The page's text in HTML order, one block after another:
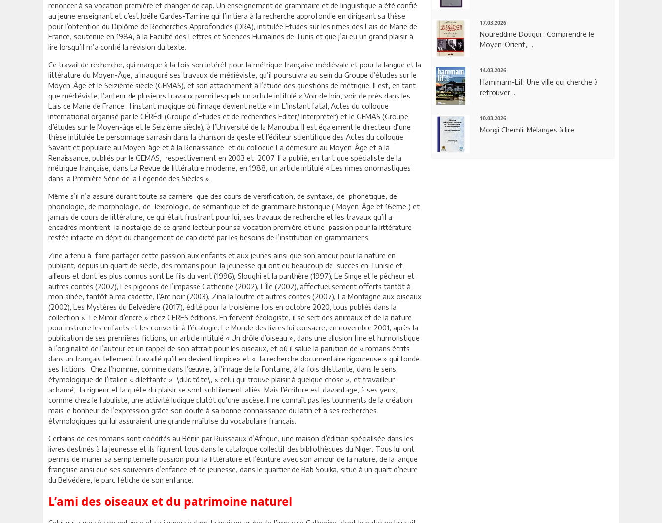
renoncer à sa vocation première et changer de cap. Un enseignement de grammaire et de linguistique a été confié
au jeune enseignant et c’est Joëlle Gardes-Tamine qui l’initiera à la recherche approfondie en dirigeant sa thèse
pour l’obtention du Diplôme de Recherches Approfondies (DRA), intitulée Etudes sur les rimes des Lais de Marie de
France, soutenue en 1984, à la Faculté des Lettres et Sciences Humaines de Tunis et que j’ai eu un grand plaisir à
lire lorsqu’il m’a confié la révision du texte.
Ce travail de recherche, qui marque à la fois son intérêt pour la métrique française médiévale et pour la langue et la
littérature du Moyen-Âge, a inauguré ses travaux de médiéviste, qu’il poursuivra au sein du Groupe d’études sur le
Moyen-Âge et le Seizième siècle (GEMAS), et son attachement à l’étude des questions de métrique. Il est, en tant
que médiéviste, l’auteur de plusieurs travaux parmi lesquels un article intitulé « Voir de loin, voir de près dans les
Lais de Marie de France : l’instant magique où l’image devient nette » in L’Instant fatal, Actes du colloque
international organisé par le CÉRÉdI (Groupe d’Etudes et de recherches Editer/ Interpréter) et le GEMAS (Groupe
d’études sur le Moyen-âge et le Seizième siècle), à l’Université de la Manouba. Il est également le directeur d’une
thèse intitulée Le personnage sarrasin dans la chanson de geste et l’éditeur scientifique des Actes du colloque
Savant et populaire au Moyen-âge et à la Renaissance et du colloque La démesure au Moyen-Âge et à la
Renaissance, publiés par le GEMAS, respectivement en 2003 et 2007. Il a publié, en tant que spécialiste de la
métrique française, dans La Revue de littérature moderne, en 1988, un article intitulé « Les rimes onomastiques
dans la Première Série de la Légende des Siècles ».
Même s’il n’a assuré durant toute sa carrière que des cours de versification, de syntaxe, de phonétique, de
phonologie, de morphologie, de lexicologie, de sémantique et de grammaire historique ( Moyen-Âge et 16ème ) et
jamais de cours de littérature, ce qui était frustrant pour lui, ses travaux de recherche et les travaux qu’il a
encadrés montrent la nostalgie de ce grand lecteur pour sa vocation première et une passion pour la littérature
restée intacte en dépit du changement de cap dicté par les besoins de l’institution en grammairiens.
Zine a tenu à faire partager cette passion aux enfants et aux jeunes ainsi que son amour pour la nature en
publiant, depuis un quart de siècle, des romans pour la jeunesse qui ont eu beaucoup de succès en Tunisie et
ailleurs et dont les plus connus sont Le fils du vent (1996), Sloughi et la panthère (1997), Le Singe et le pêcheur et
autres contes (2002), Les pigeons de l’impasse Catherine (2002), L’Île (2002), affectueusement offerts tantôt à
mon aînée, tantôt à ma cadette, l’Arc noir (2003), Zina la loutre et autres contes (2007), La Montagne aux oiseaux
(2002), Les Mystères du Belvédère (2017), édité pour la troisième fois en octobre 2020, tous publiés dans la
collection « Le Miroir d’encre » chez CERES éditions. En fervent écologiste, il se sert des animaux et de la nature
pour instruire les enfants et les convertir à l’écologie. Le Monde des livres lui consacre, en novembre 2001, après la
publication de ses premières fictions, un article intitulé « Un drôle d’oiseau », dans une allusion fine et humoristique
à l’originalité de l’auteur et un rappel de son attrait pour les oiseaux, et où il salue la parution de « romans écrits
dans un français tellement travaillé qu’il en devient limpide» et « la recherche documentaire rigoureuse » qui fonde
ses fictions. Chez l’homme, comme dans l’œuvre, à l’image de la Fontaine, à la fois dilettante, dans le sens
étymologique de l’italien « dilettante » \di.lɛ.tɑ̃.te\, « celui qui trouve plaisir à quelque chose », et travailleur
acharné, la rigueur et la quête du plaisir se sont subtilement alliés. Mais l’écriture est davantage, à ses yeux,
comme chez le fabuliste, une activité ludique plutôt qu’une ascèse. Il ne connaît pas les tourments de la création
mais le bonheur de l’expression grâce son doute à sa bonne connaissance du latin et à ses recherches
étymologiques qui lui assuraient une grande maîtrise du vocabulaire français.
Certains de ces romans sont coédités au Bénin par Ruisseaux d’Afrique, une maison d’édition spécialisée dans les
livres destinés à la jeunesse et ils figurent tous dans le catalogue collectif des bibliothèques du Niger. Tous lui ont
permis de marier sa sempiternelle passion pour la littérature et l’écriture avec son amour de la nature, de la langue
française ainsi que ses souvenirs d’enfance et de jeunesse, dans le quartier de Bab Souika, situé à un quart d’heure
du Belvédère, le parc fétiche de son enfance.
L’ami des oiseaux et du patrimoine naturel
17.03.2026
Noureddine Dougui : Comprendre le
Moyen-Orient, ...
14.03.2026
Hammam-Lif: Une ville qui cherche à
retrouver ...
10.03.2026
Mongi Chemli: Mélanges à lire